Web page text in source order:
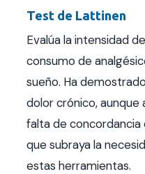
Test de Lattinen
Evalúa la intensidad
consumo de
sueño. Ha
dolor crónico, aunque
falta de
que subraya la
estas herramientas.